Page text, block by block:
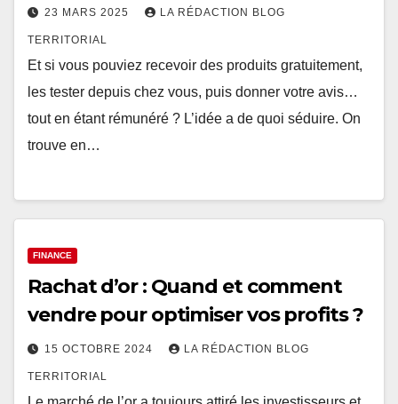
23 MARS 2025 LA RÉDACTION BLOG
TERRITORIAL
Et si vous pouviez recevoir des produits gratuitement,
les tester depuis chez vous, puis donner votre avis…
tout en étant rémunéré ? L’idée a de quoi séduire. On
trouve en…
FINANCE
Rachat d’or : Quand et comment
vendre pour optimiser vos profits ?
15 OCTOBRE 2024 LA RÉDACTION BLOG
TERRITORIAL